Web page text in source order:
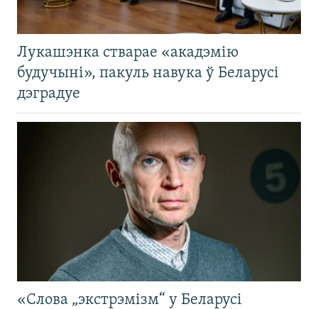
Лукашэнка стварае «акадэмію
будучыні», пакуль навука ў Беларусі
дэградуе
«Слова „экстрэмізм“ у Беларусі